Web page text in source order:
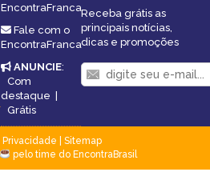
EncontraFranca
Fale com o
EncontraFranca
ANUNCIE:
Com
destaque |
Grátis
Receba grátis as
principais notícias,
dicas e promoções
Privacidade
Sitemap
pelo time do EncontraBrasil